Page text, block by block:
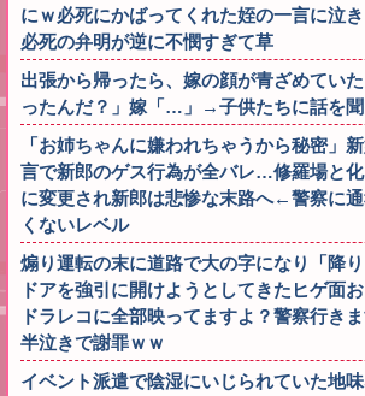
にｗ必死にかばってくれた姪の一言に泣
必死の弁明が逆に不憫すぎて草
出張から帰ったら、嫁の顔が青ざめてい
ったんだ？」嫁「…」→子供たちに話を
「お姉ちゃんに嫌われちゃうから秘密」
言で新郎のゲス行為が全バレ…修羅場と
に変更され新郎は悲惨な末路へ←警察に
くないレベル
煽り運転の末に道路で大の字になり「降
ドアを強引に開けようとしてきたヒゲ面
ドラレコに全部映ってますよ？警察行き
半泣きで謝罪ｗｗ
イベント派遣で陰湿にいじられていた地味